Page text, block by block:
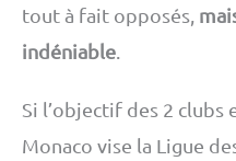
tout à fait opposés,
indéniable
Si l’objectif des 2 clubs
Monaco vise la Ligue